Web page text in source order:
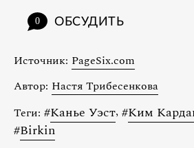
0 ОБСУДИТЬ
Источник: PageSix.com
Автор: Настя Трибесенкова
Теги: #Канье Уэст, #Ким
#Birkin